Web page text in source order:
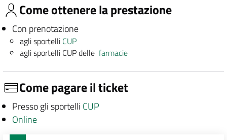
Come ottenere la prestazione
Con prenotazione
agli sportelli CUP
agli sportelli CUP dellefarmacie
Come pagare il ticket
Presso gli sportelli CUP
Online